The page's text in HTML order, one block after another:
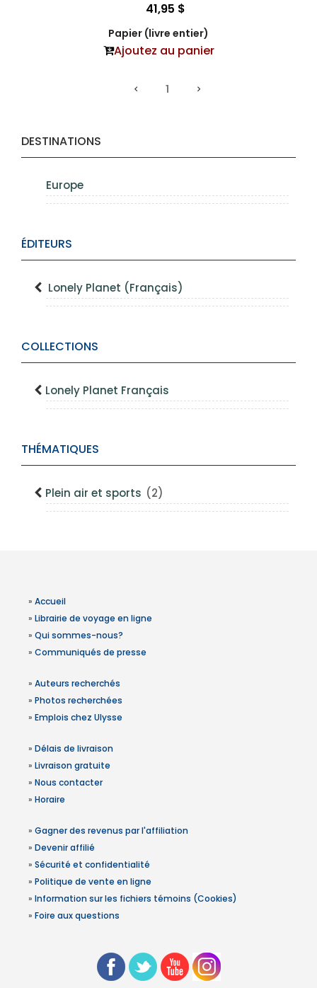
DESTINATIONS
Europe
ÉDITEURS
Lonely Planet (Français)
COLLECTIONS
Lonely Planet Français
THÉMATIQUES
Plein air et sports (2)
41,95 $
Papier (livre entier)
Ajoutez au panier
1
» Accueil
» Librairie de voyage en ligne
» Qui sommes-nous?
» Communiqués de presse
» Auteurs recherchés
» Photos recherchées
» Emplois chez Ulysse
» Délais de livraison
» Livraison gratuite
» Nous contacter
» Horaire
» Gagner des revenus par l'affiliation
» Devenir affilié
» Sécurité et confidentialité
» Politique de vente en ligne
» Information sur les fichiers témoins (Cookies)
» Foire aux questions